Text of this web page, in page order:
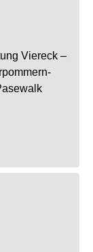
Viereck –